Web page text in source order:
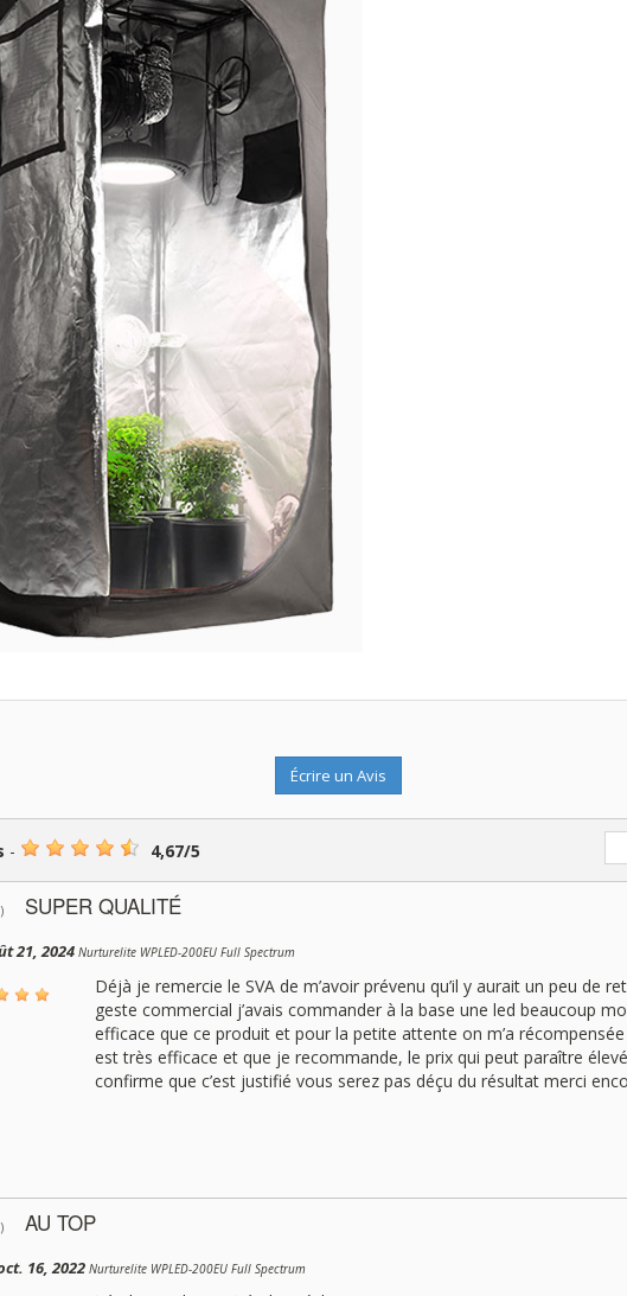
Écrire un Avis
- 4,67/5
) SUPER QUALITÉ
21, 2024 Nurturelite WPLED-200EU Full Spectrum
Déjà je remercie le SVA de m’avoir prévenu qu’il y aurait un peu de
geste commercial j’avais commander à la base une led beaucoup
efficace que ce produit et pour la petite attente on m’a
est très efficace et que je recommande, le prix qui peut paraître
confirme que c’est justifié vous serez pas déçu du résultat merci
) AU TOP
16, 2022 Nurturelite WPLED-200EU Full Spectrum